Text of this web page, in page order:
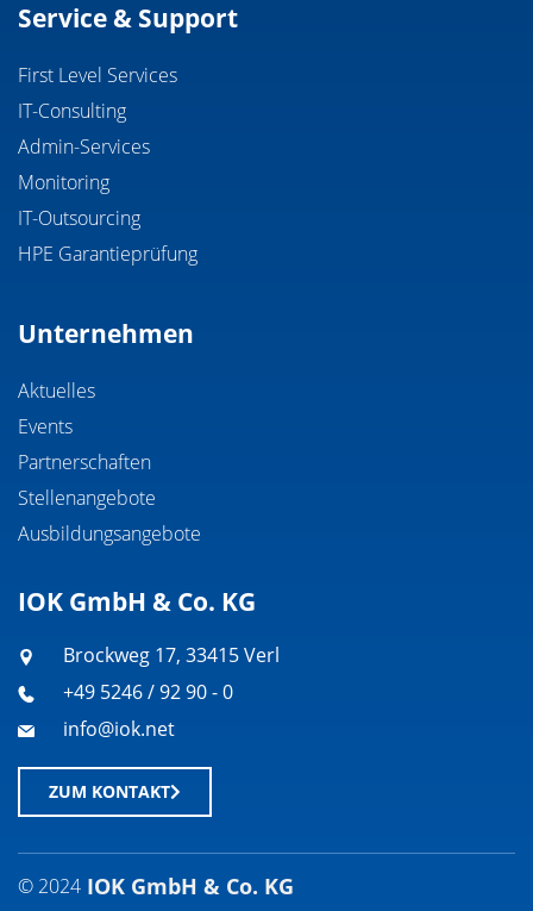
Service & Support
First Level Services
IT-Consulting
Admin-Services
Monitoring
IT-Outsourcing
HPE Garantieprüfung
Unternehmen
Aktuelles
Events
Partnerschaften
Stellenangebote
Ausbildungsangebote
IOK GmbH & Co. KG
Brockweg 17, 33415 Verl
+49 5246 / 92 90 - 0
info@iok.net
ZUM KONTAKT
© 2024 IOK GmbH & Co. KG